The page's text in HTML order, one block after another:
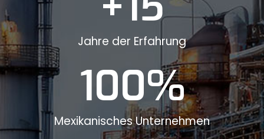
Jahre der Erfahrung
Mexikanisches Unternehmen
100%